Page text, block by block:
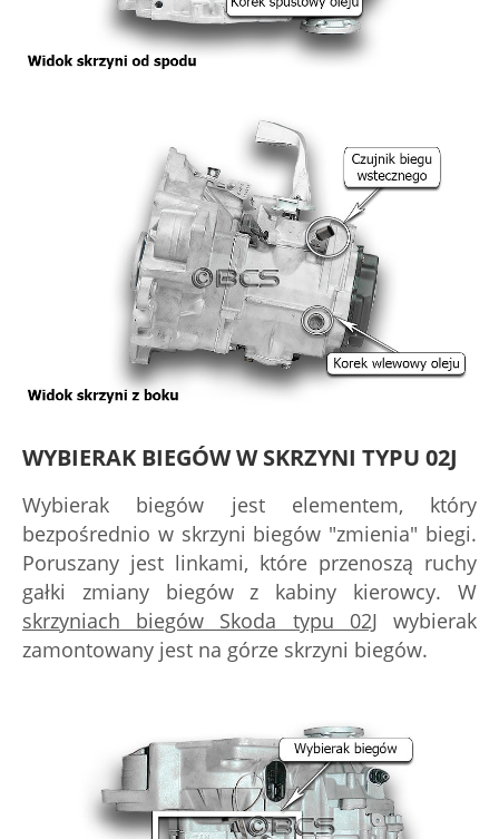
WYBIERAK BIEGÓW W SKRZYNI TYPU 02J
Wybierak biegów jest elementem, który
bezpośrednio w skrzyni biegów "zmienia" biegi.
Poruszany jest linkami, które przenoszą ruchy
gałki zmiany biegów z kabiny kierowcy. W
skrzyniach biegów Skoda typu 02J wybierak
zamontowany jest na górze skrzyni biegów.